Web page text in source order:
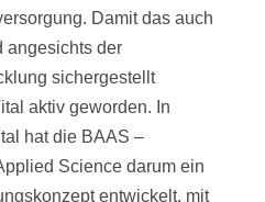
Damit das auch
angesichts der
sichergestellt
aktiv geworden. In
hat die BAAS –
Science darum ein
entwickelt, mit